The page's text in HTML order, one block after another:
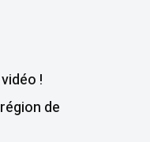
!
de